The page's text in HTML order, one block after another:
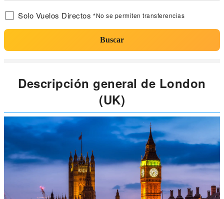
Solo Vuelos Directos *No se permiten transferencias
Buscar
Descripción general de London
(UK)